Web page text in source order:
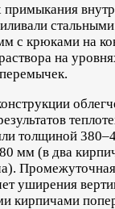
примыкания
с крюками на
на
толщиной
мм (в два
уширения
кирпичами